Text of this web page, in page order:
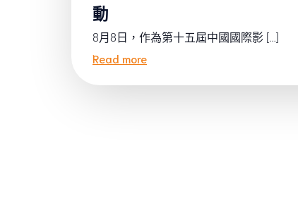
動
8月8日，作為第十五屆中國國際影 […]
Read more